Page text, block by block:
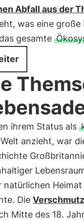
Abfall aus der
was eine große
gesamte
ihrem Status als
anzieht, war
natürlichen
Die
Mitte des 18.